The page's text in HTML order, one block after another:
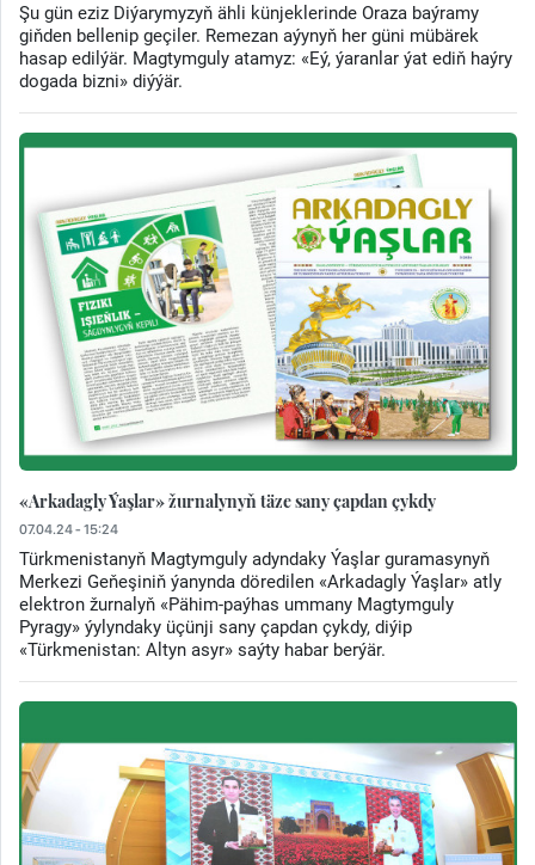
Şu gün eziz Diýarymyzyň ähli künjeklerinde Oraza baýramy
giňden bellenip geçiler. Remezan aýynyň her güni mübärek
hasap edilýär. Magtymguly atamyz: «Eý, ýaranlar ýat ediň haýry
dogada bizni» diýýär.
«Arkadagly Ýaşlar» žurnalynyň täze sany çapdan çykdy
07.04.24 - 15:24
Türkmenistanyň Magtymguly adyndaky Ýaşlar guramasynyň
Merkezi Geňeşiniň ýanynda döredilen «Arkadagly Ýaşlar» atly
elektron žurnalyň «Pähim-paýhas ummany Magtymguly
Pyragy» ýylyndaky üçünji sany çapdan çykdy, diýip
«Türkmenistan: Altyn asyr» saýty habar berýär.